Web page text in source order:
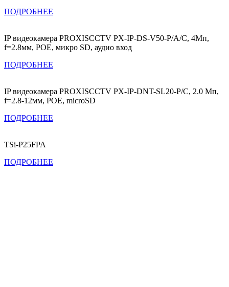
ПОДРОБНЕЕ
IP видеокамера PROXISCCTV PX-IP-DS-V50-P/A/C, 4Мп,
f=2.8мм, POE, микро SD, аудио вход
ПОДРОБНЕЕ
IP видеокамера PROXISCCTV PX-IP-DNT-SL20-P/C, 2.0 Мп,
f=2.8-12мм, POE, microSD
ПОДРОБНЕЕ
TSi-P25FPA
ПОДРОБНЕЕ